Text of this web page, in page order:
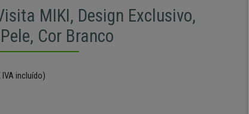
MIKI, Design Exclusivo,
Cor Branco
IVA incluído)